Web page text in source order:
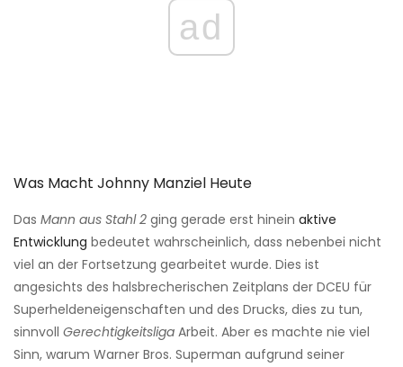
ad
Was Macht Johnny Manziel Heute
Das Mann aus Stahl 2 ging gerade erst hinein aktive
Entwicklung bedeutet wahrscheinlich, dass nebenbei nicht
viel an der Fortsetzung gearbeitet wurde. Dies ist
angesichts des halsbrecherischen Zeitplans der DCEU für
Superheldeneigenschaften und des Drucks, dies zu tun,
sinnvoll Gerechtigkeitsliga Arbeit. Aber es machte nie viel
Sinn, warum Warner Bros. Superman aufgrund seiner